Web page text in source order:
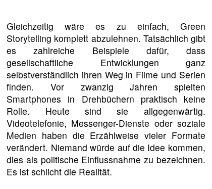
Gleichzeitig wäre es zu einfach, Green
Storytelling komplett abzulehnen. Tatsächlich gibt
es zahlreiche Beispiele dafür, dass
gesellschaftliche Entwicklungen ganz
selbstverständlich ihren Weg in Filme und Serien
finden. Vor zwanzig Jahren spielten
Smartphones in Drehbüchern praktisch keine
Rolle. Heute sind sie allgegenwärtig.
Videotelefonie, Messenger-Dienste oder soziale
Medien haben die Erzählweise vieler Formate
verändert. Niemand würde auf die Idee kommen,
dies als politische Einflussnahme zu bezeichnen.
Es ist schlicht die Realität.